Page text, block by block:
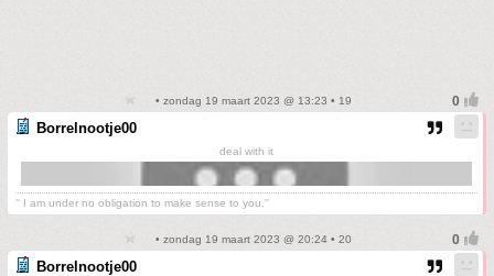
• zondag 19 maart 2023 @ 13:23 • 19
Borrelnootje00
deal with it
'' I am under no obligation to make sense to you.''
• zondag 19 maart 2023 @ 20:24 • 20
Borrelnootje00